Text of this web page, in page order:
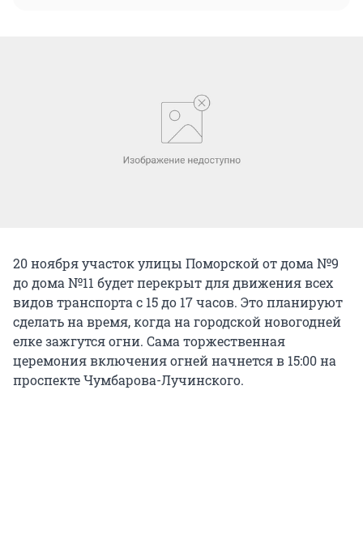
20 ноября участок улицы Поморской от дома №9
до дома №11 будет перекрыт для движения всех
видов транспорта с 15 до 17 часов. Это планируют
сделать на время, когда на городской новогодней
елке зажгутся огни. Сама торжественная
церемония включения огней начнется в 15:00 на
проспекте Чумбарова-Лучинского.